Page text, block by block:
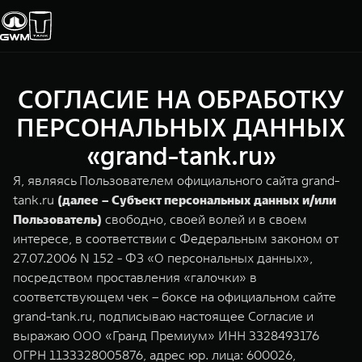
Модели
TANK 300
Следуй за открытиями
от 3 999 000 ₽
TANK 400
За пределы возможного
от 5 599 000 ₽
Покупателям
ВЫБОР АВТОМОБИЛЯ
Спецпредложения
Конфигуратор
Тест-драйв
Зарядные станции
ПОКУПКА АВТОМОБИЛЯ
Владельцам
ГАРАНТИЯ И ПОДДЕРЖКА
Гарантия
Помощь на дороге
Калькулятор ТО
Нулевое ТО
О дилере
ИНФОРМАЦИЯ
О нас
35 лет GWM
GWM ТЕХ ДЕНЬ
Новости
СОГЛАСИЕ НА ОБРАБОТКУ
ПЕРСОНАЛЬНЫХ ДАННЫХ
«grand-tank.ru»
Я, являясь Пользователем официального сайта grand-
tank.ru (далее – Субъект персональных данных и/или
Пользователь) свободно, своей волей и в своем
интересе, в соответствии с Федеральным законом от
27.07.2006 N 152 - ФЗ «О персональных данных»,
посредством проставления «галочки» в
соответствующем чек – боксе на официальном сайте
grand-tank.ru, подписываю настоящее Согласие и
выражаю ООО «Гранд Премиум» ИНН 3328493176
ОГРН 1133328005876, адрес юр. лица: 600026,